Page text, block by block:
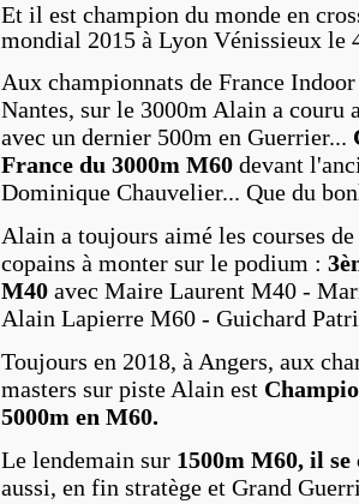
Et il est champion du monde en
mondial 2015 à Lyon Vénissieux le
Aux championnats de France
Nantes, sur le 3000m Alain a couru
avec un dernier 500m en Guerrier...
France du 3000m M60 devant
Dominique Chauvelier... Que du
Alain a toujours aimé les courses
copains à monter sur le podium :
M40 avec Maire Laurent M40 -
Alain Lapierre M60 - Guichard
Toujours en 2018, à Angers, aux
masters sur piste Alain est
5000m en M60.
Le lendemain sur 1500m M60, il se
aussi, en fin stratège et Grand